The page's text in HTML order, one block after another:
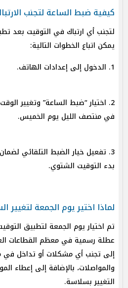
كيفية ضبط الساعة لتجنب
لتجنب أي ارتباك في التوقيت بعد
يمكن اتباع الخطوات التالية:
1. الدخول إلى إعدادات الهاتف.
في منتصف الليل يوم الخميس.
3. تفعيل خيار الضبط التلقائي
بدء التوقيت الشتوي.
لماذا اختير يوم الجمعة لتغيير
تم اختيار يوم الجمعة لتطبيق
عطلة رسمية في معظم القطاعات
إلى تجنب أي مشكلات أو تداخل في
والمواصلات، بالإضافة إلى إعطاء
التغيير بسلاسة.